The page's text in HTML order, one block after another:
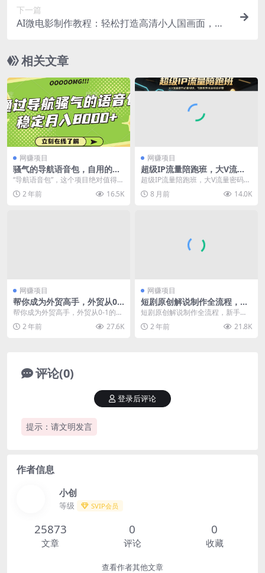
下一篇
AI微电影制作教程：轻松打造高清小人国画面，月
相关文章
网赚项目
骚气的导航语音包，自用的同
时还可以作为项目操作，月入
8000+
“导航语音包”，这个项目绝对值得你
尝试下，这个语音包不仅可以自己
安装使用，还可以...
2 年前 16.5K
网赚项目
超级IP流量陪跑班，大V流量
密码倾囊相授，可直接落地的
实操步骤
超级IP流量陪跑班，大V流量密码倾
囊相授，可直接落地的实操步骤 课
程介绍： 主要...
8 月前 14.0K
网赚项目
帮你成为外贸高手，外贸从0-
1的系统方法论，掌握外贸的
核心技能
帮你成为外贸高手，外贸从0-1的系
统方法论，掌握外贸的核心技能 从
基础知识，客户...
2 年前 27.6K
网赚项目
短剧原创解说制作全流程，新
手必看，快速掌握短剧解说
短剧原创解说制作全流程，新手必
看，快速掌握短剧解说 短剧推广最
近非常火，这个项目...
2 年前 21.8K
评论(0)
提示：请文明发言
登录后评论
作者信息
小创
等级 SVIP会员
25873
文章
0
评论
0
收藏
查看作者其他文章